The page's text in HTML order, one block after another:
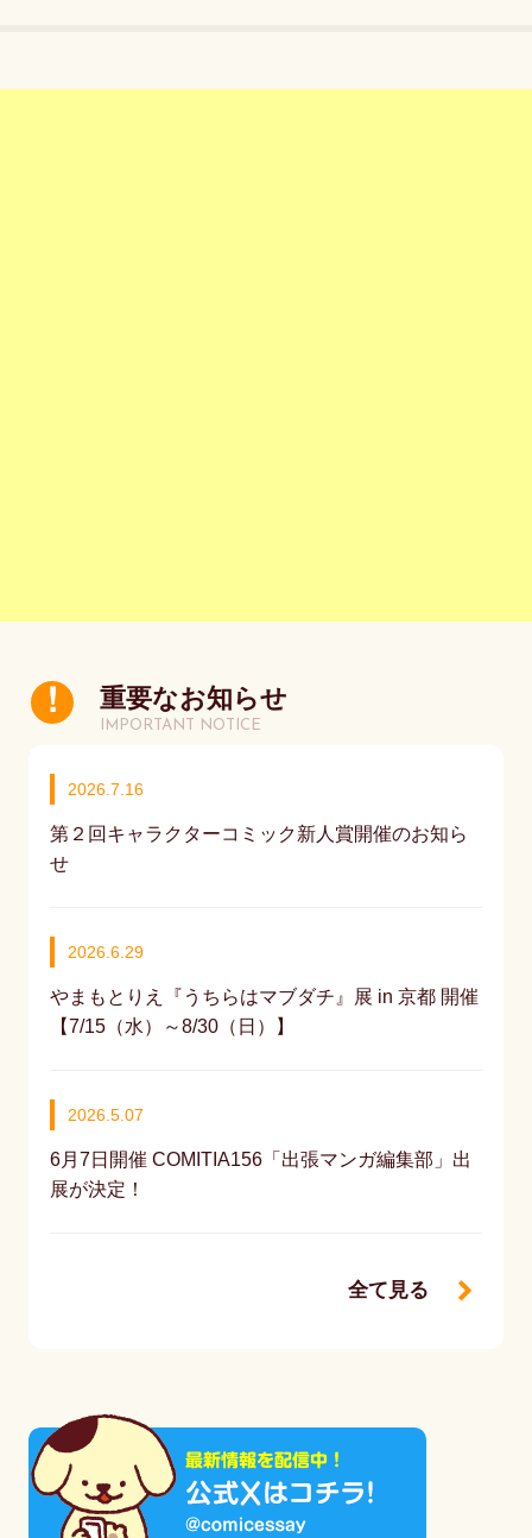
重要なお知らせ
IMPORTANT NOTICE
2026.7.16
第２回キャラクターコミック新人賞開催のお知ら
せ
2026.6.29
やまもとりえ『うちらはマブダチ』展 in 京都 開催
【7/15（水）～8/30（日）】
2026.5.07
6月7日開催 COMITIA156「出張マンガ編集部」出
展が決定！
全て見る